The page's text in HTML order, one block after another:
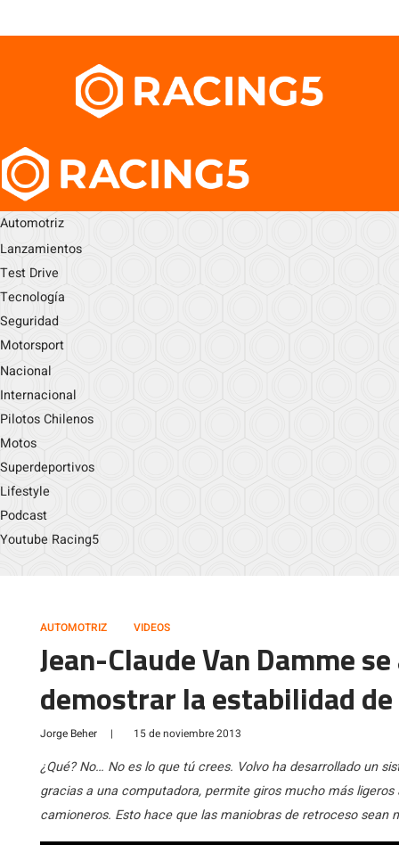
Automotriz
Lanzamientos
Test Drive
Tecnología
Seguridad
Motorsport
Nacional
Internacional
Pilotos Chilenos
Motos
Superdeportivos
Lifestyle
Podcast
Youtube Racing5
AUTOMOTRIZ VIDEOS
Jean-Claude Van Damme
demostrar la estabilidad
Jorge Beher | 15 de noviembre 2013
¿Qué? No… No es lo que tú crees. Volvo ha desarrollado un
gracias a una computadora, permite giros mucho más
camioneros. Esto hace que las maniobras de retroceso